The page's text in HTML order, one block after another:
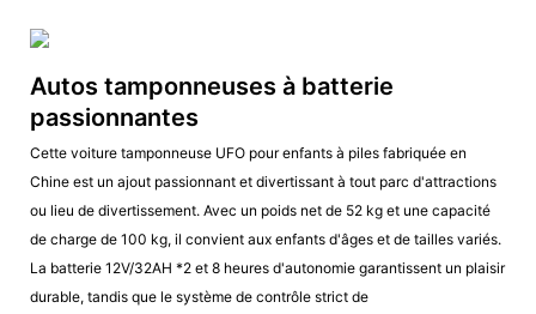
Autos tamponneuses à batterie
passionnantes
Cette voiture tamponneuse UFO pour enfants à piles fabriquée en
Chine est un ajout passionnant et divertissant à tout parc d'attractions
ou lieu de divertissement. Avec un poids net de 52 kg et une capacité
de charge de 100 kg, il convient aux enfants d'âges et de tailles variés.
La batterie 12V/32AH *2 et 8 heures d'autonomie garantissent un plaisir
durable, tandis que le système de contrôle strict de